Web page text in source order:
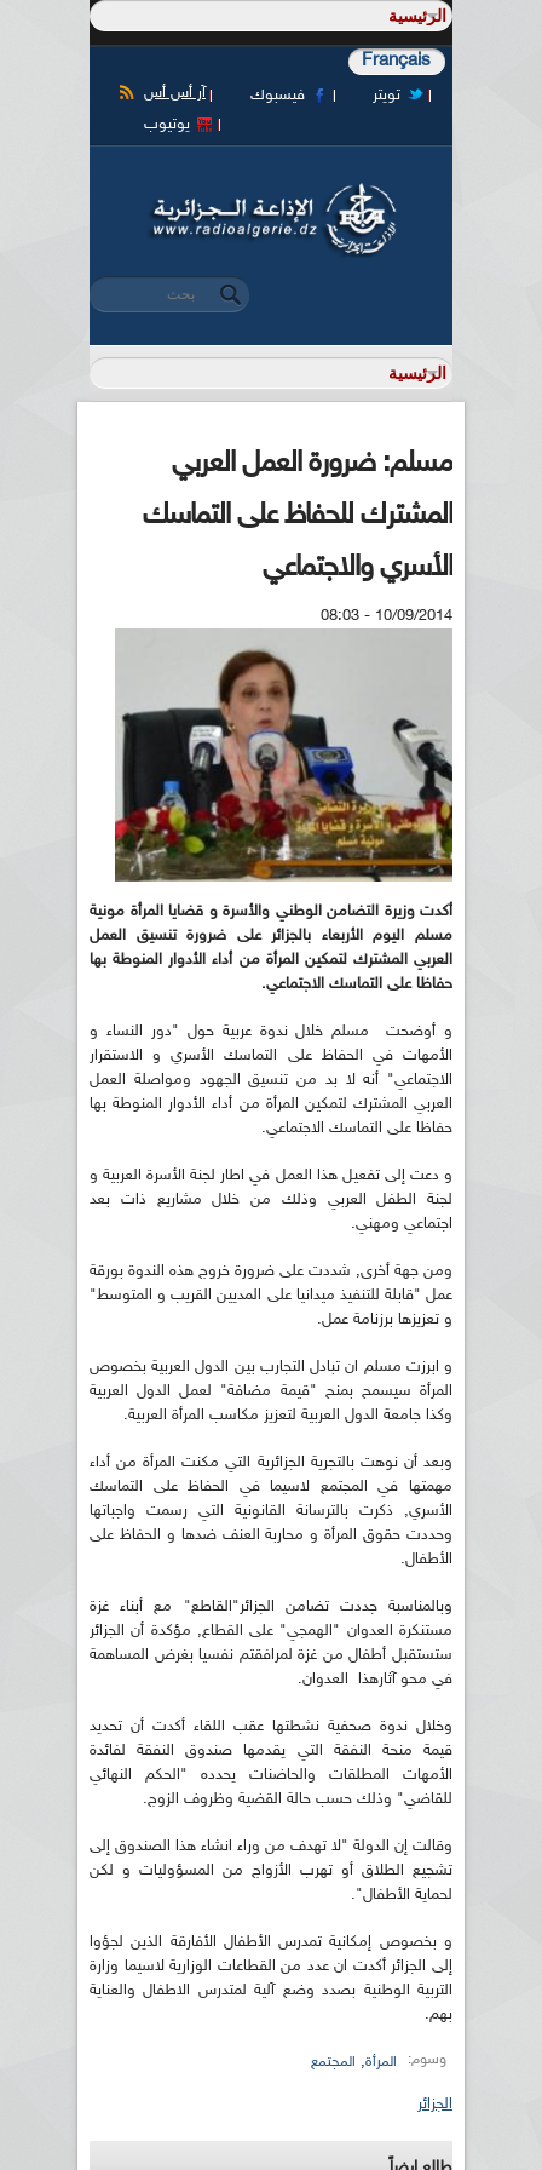
Français
آر أس أس فيسبوك
تويتر
يوتيوب
استمارة البحث
‏بحث ‏
مسلم: ضرورة العمل العربي
المشترك للحفاظ على التماسك
الأسري والاجتماعي
10/09/2014 - 08:03
أكدت وزيرة التضامن الوطني والأسرة و قضايا المرأة مونية
مسلم اليوم الأربعاء بالجزائر على ضرورة تنسيق العمل
العربي المشترك لتمكين المرأة من أداء الأدوار المنوطة بها
حفاظا على التماسك الاجتماعي.
و أوضحت مسلم خلال ندوة عربية حول "دور النساء و
الأمهات في الحفاظ على التماسك الأسري و الاستقرار
الاجتماعي" أنه لا بد من تنسيق الجهود ومواصلة العمل
العربي المشترك لتمكين المرأة من أداء الأدوار المنوطة بها
حفاظا على التماسك الاجتماعي.
و دعت إلى تفعيل هذا العمل في اطار لجنة الأسرة العربية و
لجنة الطفل العربي وذلك من خلال مشاريع ذات بعد
اجتماعي ومهني.
ومن جهة أخرى, شددت على ضرورة خروج هذه الندوة بورقة
عمل "قابلة للتنفيذ ميدانيا على المديين القريب و المتوسط"
و تعزيزها برزنامة عمل.
و ابرزت مسلم ان تبادل التجارب بين الدول العربية بخصوص
المرأة سيسمح بمنح "قيمة مضافة" لعمل الدول العربية
وكذا جامعة الدول العربية لتعزيز مكاسب المرأة العربية.
وبعد أن نوهت بالتجرية الجزائرية التي مكنت المرأة من أداء
مهمتها في المجتمع لاسيما في الحفاظ على التماسك
الأسري, ذكرت بالترسانة القانونية التي رسمت واجباتها
وحددت حقوق المرأة و محاربة العنف ضدها و الحفاظ على
الأطفال.
وبالمناسبة جددت تضامن الجزائر"القاطع" مع أبناء غزة
مستنكرة العدوان "الهمجي" على القطاع, مؤكدة أن الجزائر
ستستقبل أطفال من غزة لمرافقتم نفسيا بغرض المساهمة
في محو آثارهذا العدوان.
وخلال ندوة صحفية نشطتها عقب اللقاء أكدت أن تحديد
قيمة منحة النفقة التي يقدمها صندوق النفقة لفائدة
الأمهات المطلقات والحاضنات يحدده "الحكم النهائي
للقاضي" وذلك حسب حالة القضية وظروف الزوج.
وقالت إن الدولة "لا تهدف من وراء انشاء هذا الصندوق إلى
تشجيع الطلاق أو تهرب الأزواج من المسؤوليات و لكن
لحماية الأطفال".
و بخصوص إمكانية تمدرس الأطفال الأفارقة الذين لجؤوا
إلى الجزائر أكدت ان عدد من القطاعات الوزارية لاسيما وزارة
التربية الوطنية بصدد وضع آلية لمتدرس الاطفال والعناية
بهم.
وسوم: المرأة, المجتمع
الجزائر